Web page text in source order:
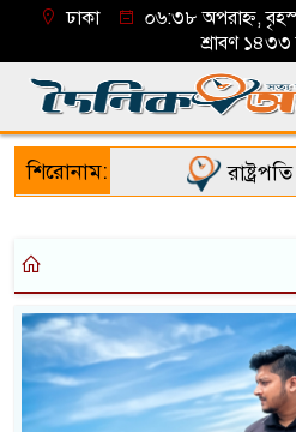
ঢাকা
০৬:৩৮ অপরাহ্ন,
শ্রাবণ ১৪৩৩
শিরোনাম: রাষ্ট্রপতি